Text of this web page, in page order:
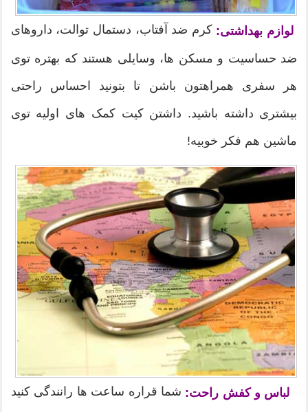
لوازم بهداشتی: کرم ضد آفتاب، دستمال توالت، داروهای
ضد حساسیت و مسکن ها، وسایلی هستند که بهتره توی
هر سفری همراهتون باشن تا بتونید احساس راحتی
بیشتری داشته باشید. داشتن کیت کمک های اولیه توی
ماشین هم فکر خوبیه!
لباس و کفش راحت: شما قراره ساعت ها رانندگی کنید